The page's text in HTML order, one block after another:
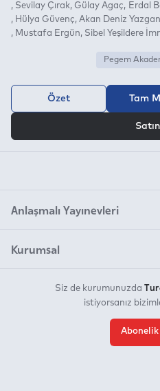
Sevilay Çırak Gülay Agaç Erdal
Hülya Güvenç Akan Deniz Yazgan
Mustafa Ergün
Sibel Yeşildere
Pegem
Özet Tam
Anlaşmalı Yayınevleri
Kurumsal
Siz de kurumunuzda
istiyorsanız
Abonelik